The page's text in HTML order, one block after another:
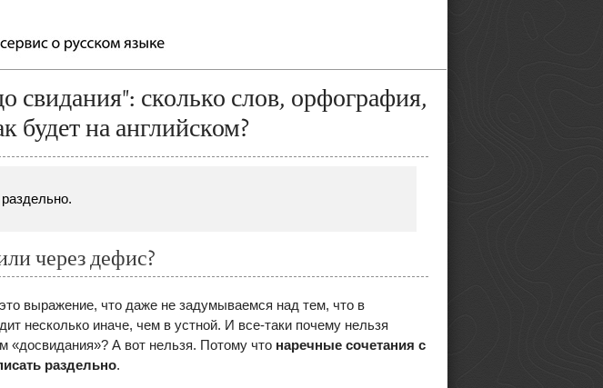
свидания": сколько слов, орфография,
будет на английском?
через дефис?
выражение, что даже не задумываемся над тем, что в
несколько иначе, чем в устной. И все-таки почему нельзя
«досвидания»? А вот нельзя. Потому что наречные сочетания с
раздельно.